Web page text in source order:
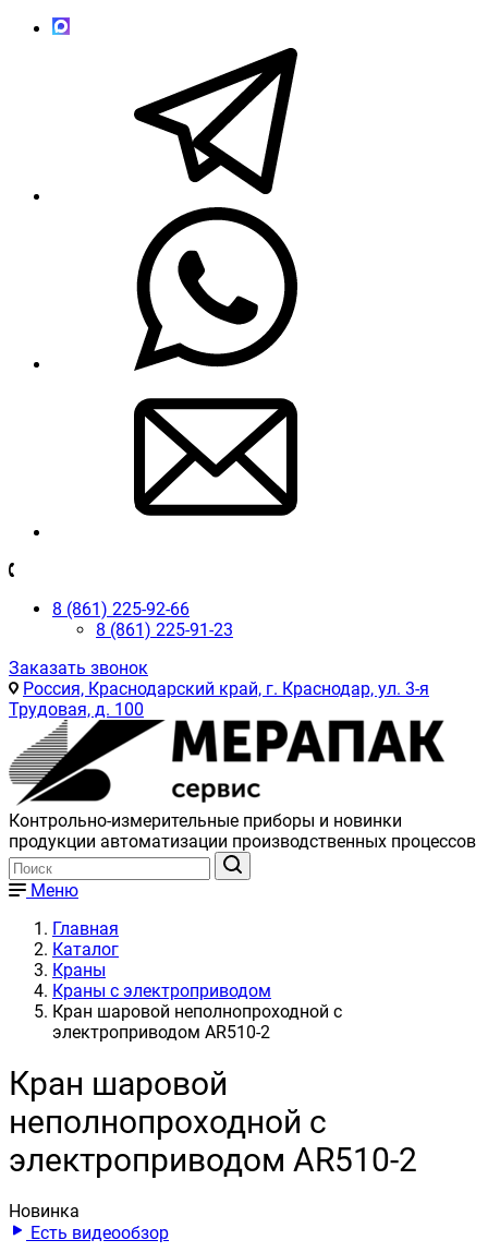
8 (861) 225-92-66
8 (861) 225-91-23
Заказать звонок
Россия, Краснодарский край, г. Краснодар, ул. 3-я
Трудовая, д. 100
Контрольно-измерительные приборы и новинки
продукции автоматизации производственных процессов
Меню
Главная
Каталог
Краны
Краны с электроприводом
Кран шаровой неполнопроходной с
электроприводом AR510-2
Кран шаровой
неполнопроходной с
электроприводом AR510-2
Новинка
Есть видеообзор